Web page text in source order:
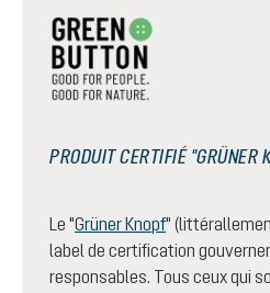
PRODUIT CERTIFIÉ "GRÜNER
Le "Grüner Knopf"
label de certification
responsables. Tous ceux qui